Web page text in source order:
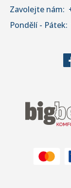
Zavolejte nám:
Pondělí - Pátek: